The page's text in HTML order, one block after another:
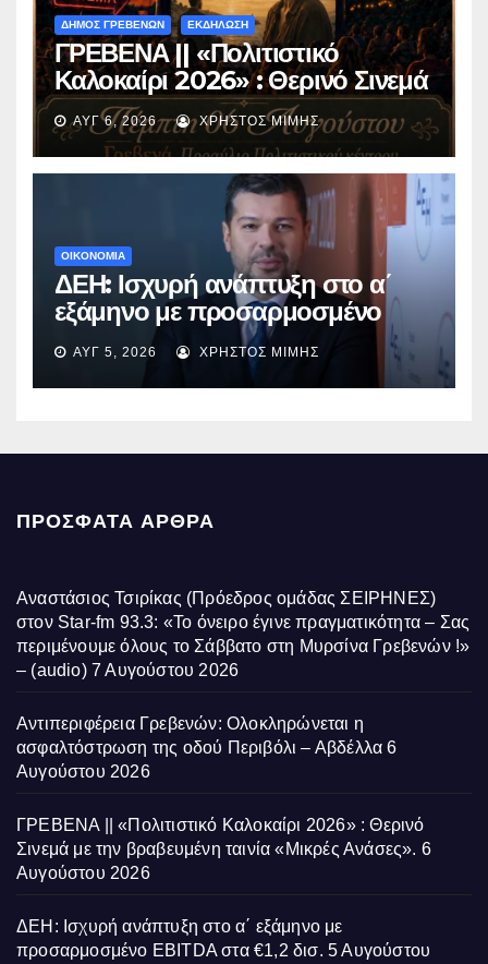
ΔΗΜΟΣ ΓΡΕΒΕΝΩΝ ΕΚΔΗΛΩΣΗ
ΓΡΕΒΕΝΑ || «Πολιτιστικό
Καλοκαίρι 2026» : Θερινό Σινεμά
με την βραβευμένη ταινία
«Μικρές Ανάσες».
ΑΥΓ 6, 2026 ΧΡΉΣΤΟΣ ΜΊΜΗΣ
ΟΙΚΟΝΟΜΙΑ
ΔΕΗ: Ισχυρή ανάπτυξη στο α΄
εξάμηνο με προσαρμοσμένο
EBITDA στα €1,2 δισ.
ΑΥΓ 5, 2026 ΧΡΉΣΤΟΣ ΜΊΜΗΣ
ΠΡΌΣΦΑΤΑ ΆΡΘΡΑ
Αναστάσιος Τσιρίκας (Πρόεδρος ομάδας ΣΕΙΡΗΝΕΣ)
στον Star-fm 93.3: «Το όνειρο έγινε πραγματικότητα – Σας
περιμένουμε όλους το Σάββατο στη Μυρσίνα Γρεβενών !»
– (audio) 7 Αυγούστου 2026
Αντιπεριφέρεια Γρεβενών: Ολοκληρώνεται η
ασφαλτόστρωση της οδού Περιβόλι – Αβδέλλα 6
Αυγούστου 2026
ΓΡΕΒΕΝΑ || «Πολιτιστικό Καλοκαίρι 2026» : Θερινό
Σινεμά με την βραβευμένη ταινία «Μικρές Ανάσες». 6
Αυγούστου 2026
ΔΕΗ: Ισχυρή ανάπτυξη στο α΄ εξάμηνο με
προσαρμοσμένο EBITDA στα €1,2 δισ. 5 Αυγούστου